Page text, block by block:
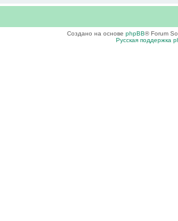
Создано на основе phpBB® Forum
Русская поддержка